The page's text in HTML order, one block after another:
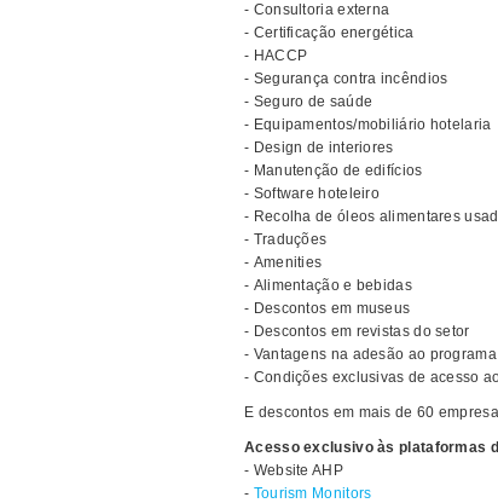
- Consultoria externa
- Certificação energética
- HACCP
- Segurança contra incêndios
- Seguro de saúde
- Equipamentos/mobiliário hotelaria
- Design de interiores
- Manutenção de edifícios
- Software hoteleiro
- Recolha de óleos alimentares
- Traduções
- Amenities
- Alimentação e bebidas
- Descontos em museus
- Descontos em revistas do setor
- Vantagens na adesão ao
- Condições exclusivas de acesso
E descontos em mais de 60
Acesso exclusivo às plataformas
- Website AHP
- Tourism Monitors